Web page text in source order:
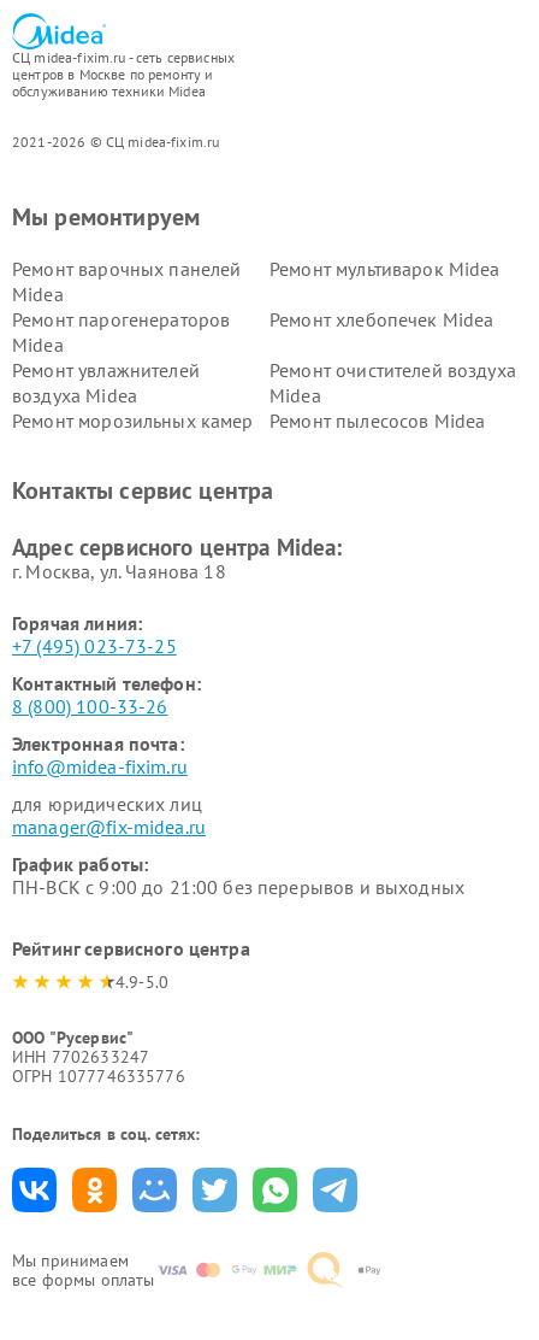
СЦ midea-fixim.ru - сеть сервисных
центров в Москве по ремонту и
обслуживанию техники Midea
2021-2026 © СЦ midea-fixim.ru
Мы принимаем
все формы оплаты
Мы ремонтируем
Ремонт варочных панелей
Midea
Ремонт мультиварок Midea
Ремонт парогенераторов
Midea
Ремонт хлебопечек Midea
Ремонт увлажнителей
воздуха Midea
Ремонт очистителей воздуха
Midea
Ремонт морозильных камер
Ремонт пылесосов Midea
пылесосов Midea
Midea
Контакты сервис центра
Адрес сервисного центра Midea:
г. Москва, ул. Чаянова 18
Горячая линия:
+7 (495) 023-73-25
Контактный телефон:
8 (800) 100-33-26
Электронная почта:
info@midea-fixim.ru
для юридических лиц
manager@fix-midea.ru
График работы:
ПН-ВСК с 9:00 до 21:00 без перерывов и выходных
Рейтинг сервисного центра
4.9-5.0
ООО "Русервис"
ИНН 7702633247
ОГРН 1077746335776
Поделиться в соц. сетях: